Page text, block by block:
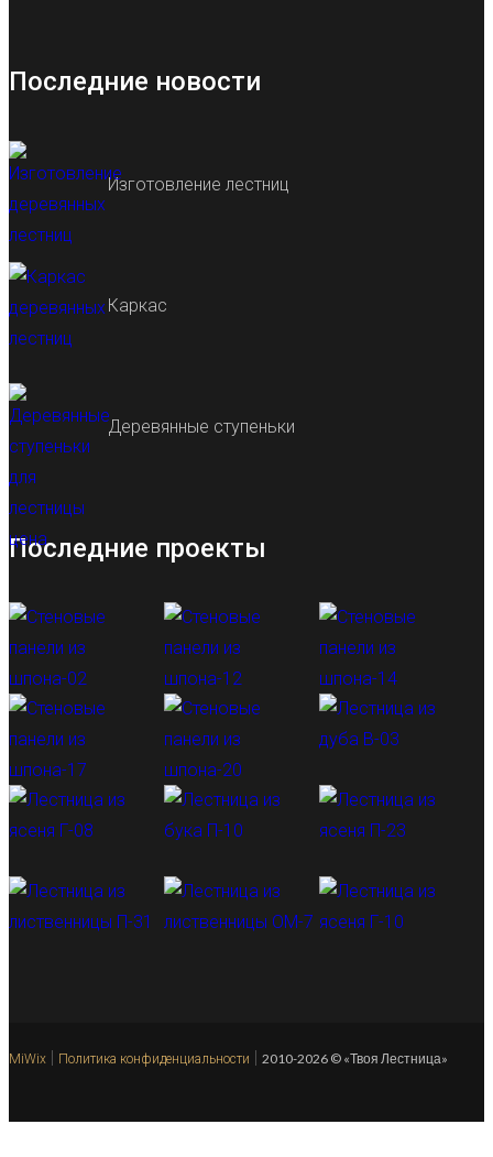
Последние новости
Изготовление лестниц
Каркас
Деревянные ступеньки
Последние проекты
MiWix | Политика конфиденциальности | 2010-2026 © «Твоя Лестница»